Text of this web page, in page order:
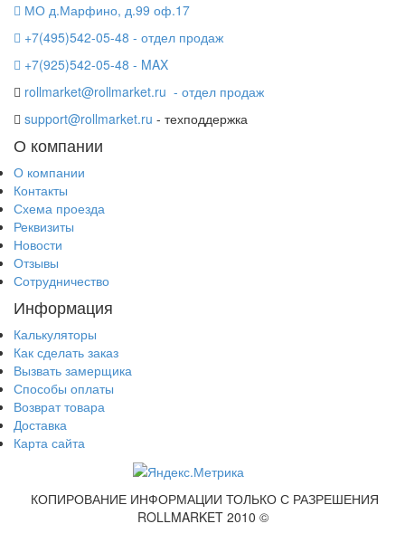
МО д.Марфино, д.99 оф.17
+7(495)542-05-48 - отдел продаж
+7(925)542-05-48 - MAX
rollmarket@rollmarket.ru - отдел продаж
support@rollmarket.ru - техподдержка
О компании
О компании
Контакты
Схема проезда
Реквизиты
Новости
Отзывы
Сотрудничество
Информация
Калькуляторы
Как сделать заказ
Вызвать замерщика
Способы оплаты
Возврат товара
Доставка
Карта сайта
КОПИРОВАНИЕ ИНФОРМАЦИИ ТОЛЬКО С РАЗРЕШЕНИЯ
ROLLMARKET 2010 ©